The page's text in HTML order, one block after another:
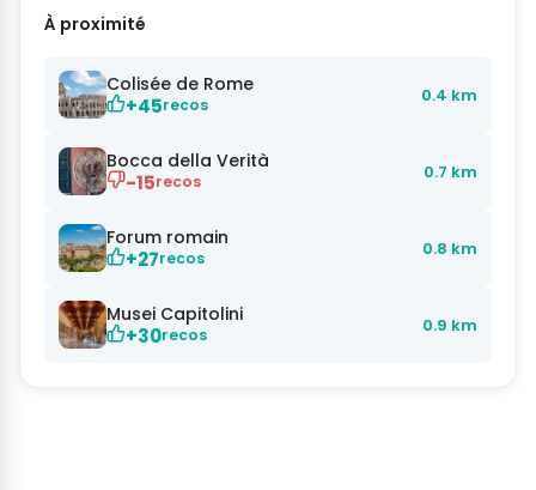
À proximité
Colisée de Rome
+45recos 0.4 km
Bocca della Verità
-15recos 0.7 km
Forum romain
+27recos 0.8 km
Musei Capitolini
+30recos 0.9 km